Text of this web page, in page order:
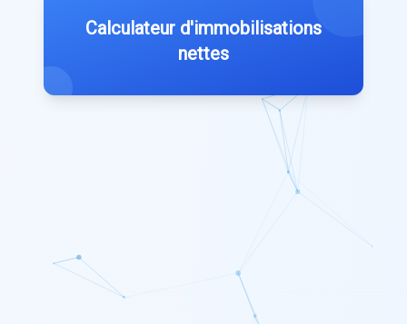
Calculateur d'immobilisations
nettes